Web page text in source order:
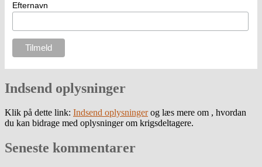
Efternavn
Indsend oplysninger
Klik på dette link: Indsend oplysningerog læs mere om , hvordan
du kan bidrage med oplysninger om krigsdeltagere.
Seneste kommentarer